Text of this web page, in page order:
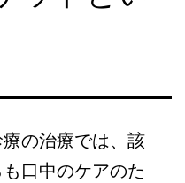
の治療では、該
口中のケアのた